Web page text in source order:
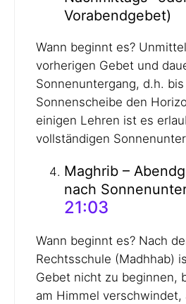
Vorabendgebet)
Wann beginnt es?
vorherigen Gebet und
Sonnenuntergang, d.h.
Sonnenscheibe den
einigen Lehren ist es
vollständigen
Maghrib –
nach
21:03
Wann beginnt es? Nach
Rechtsschule (Madhhab)
Gebet nicht zu beginnen,
am Himmel